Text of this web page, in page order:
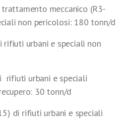
meccanico (R3-
non pericolosi: 180 tonn/d
rifiuti urbani e speciali non
rifiuti urbani e speciali
30 tonn/d
di rifiuti urbani e speciali